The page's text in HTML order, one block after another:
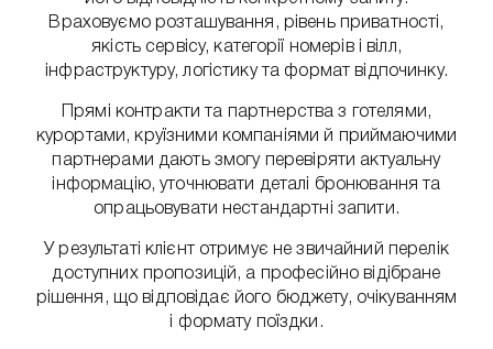
Враховуємо розташування, рівень приватності,
якість сервісу, категорії номерів і вілл,
інфраструктуру, логістику та формат відпочинку.
Прямі контракти та партнерства з готелями,
курортами, круїзними компаніями й приймаючими
партнерами дають змогу перевіряти актуальну
інформацію, уточнювати деталі бронювання та
опрацьовувати нестандартні запити.
У результаті клієнт отримує не звичайний перелік
доступних пропозицій, а професійно відібране
рішення, що відповідає його бюджету, очікуванням
і формату поїздки.